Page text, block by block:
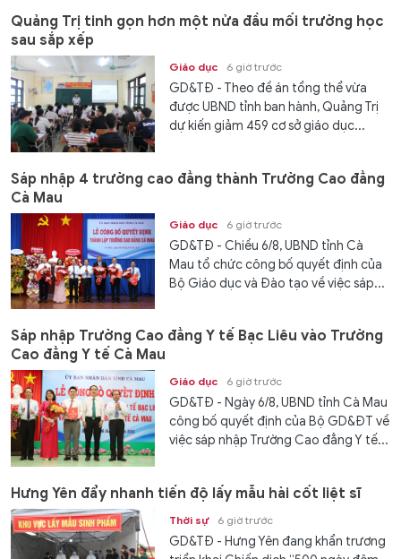
Quảng Trị tinh gọn hơn một nửa đầu mối trường học
sau sắp xếp
Giáo dục 6 giờ trước
GD&TĐ - Theo đề án tổng thể vừa
được UBND tỉnh ban hành, Quảng Trị
dự kiến giảm 459 cơ sở giáo dục...
Sáp nhập 4 trường cao đẳng thành Trường Cao đẳng
Cà Mau
Giáo dục 6 giờ trước
GD&TĐ - Chiều 6/8, UBND tỉnh Cà
Mau tổ chức công bố quyết định của
Bộ Giáo dục và Đào tạo về việc sáp...
Sáp nhập Trường Cao đẳng Y tế Bạc Liêu vào Trường
Cao đẳng Y tế Cà Mau
Giáo dục 6 giờ trước
GD&TĐ - Ngày 6/8, UBND tỉnh Cà Mau
công bố quyết định của Bộ GD&ĐT về
việc sáp nhập Trường Cao đẳng Y tế...
Hưng Yên đẩy nhanh tiến độ lấy mẫu hài cốt liệt sĩ
Thời sự 6 giờ trước
GD&TĐ - Hưng Yên đang khẩn trương